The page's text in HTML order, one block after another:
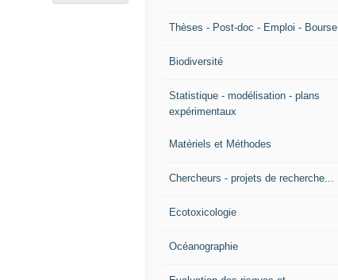
Thèses - Post-doc - Emploi - Bourse
Biodiversité
Statistique - modélisation - plans
expérimentaux
Matériels et Méthodes
Chercheurs - projets de recherche...
Ecotoxicologie
Océanographie